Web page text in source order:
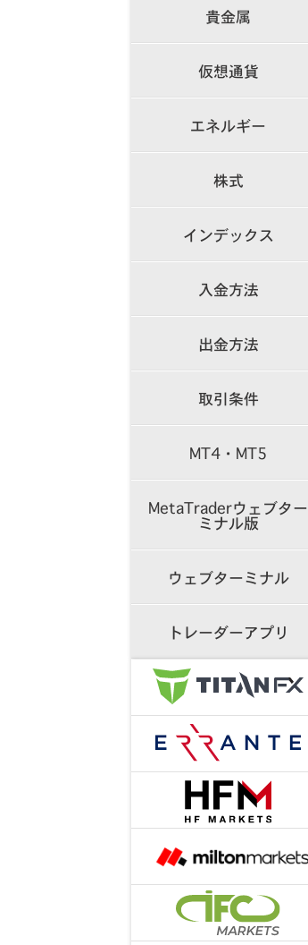
貴金属
仮想通貨
エネルギー
株式
インデックス
入金方法
出金方法
取引条件
MT4・MT5
MetaTraderウェブター
ミナル版
ウェブターミナル
トレーダーアプリ